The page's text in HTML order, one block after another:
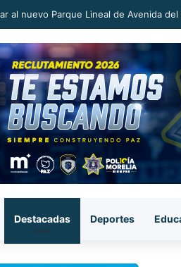
homicidio del ex alcalde Carlos Manzo
Destacadas Deportes